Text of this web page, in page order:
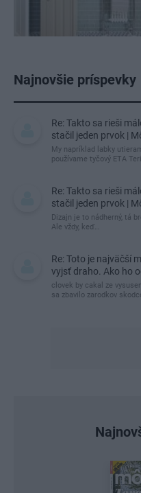
Najnovšie príspevky
Re: Takto sa rieši
stačil jeden prvok |
My napríklad labky
používame tyčový ETA
Re: Takto sa rieši
stačil jeden prvok |
Dizajn je to nádherný, tá
Ale vždy, keď…
Re: Toto je najväčší
vyjsť draho. Ako ho
clovek by cakal ze
sa zbavilo zarodkov